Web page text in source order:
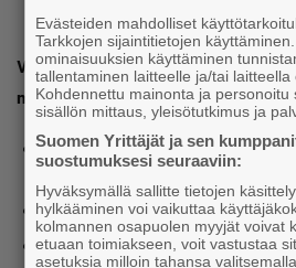
ilmoittautumisen yhteyteen.
Valitse itsellesi sopiva ajankohta &
mukaan!
ti 17.1.2023, Pietarsaari,
Puutarhakatu 30
ke 18.1.2023, Kaustinen, Hotelli
to 26.1.2023, Kokkola, Sokos
Evästeiden mahdolliset
Tarkkojen sijaintitietojen
ominaisuuksien käyttäminen
tallentaminen laitteelle ja/tai laitteella
Kohdennettu mainonta ja personoitu
sisällön mittaus, yleisötutkimus ja
Suomen Yrittäjät ja sen
suostumuksesi seuraaviin:
Hyväksymällä sallitte tietojen
hylkääminen voi vaikuttaa
kolmannen osapuolen myyjät voivat
etuaan toimiakseen, voit vastustaa
asetuksia milloin tahansa